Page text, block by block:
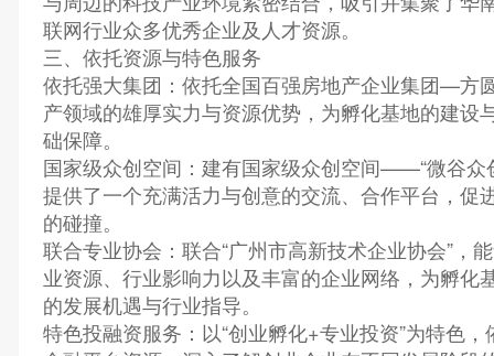
联网行业众多优秀企业及人才资源。
三、依托资源与特色服务
依托强大集团：依托全国百强房地产企业集团—方
产领域的雄厚实力与资源优势，为孵化基地的建设
础保障。
国家级众创空间：建有国家级众创空间——“微谷众
提供了一个充满活力与创意的交流、合作平台，促
的碰撞。
联合专业协会：联合“广州市高新技术企业协会”，
业资源、行业影响力以及丰富的企业网络，为孵化
的发展机遇与行业指导。
特色投融资服务：以“创业孵化+专业投资”为特色